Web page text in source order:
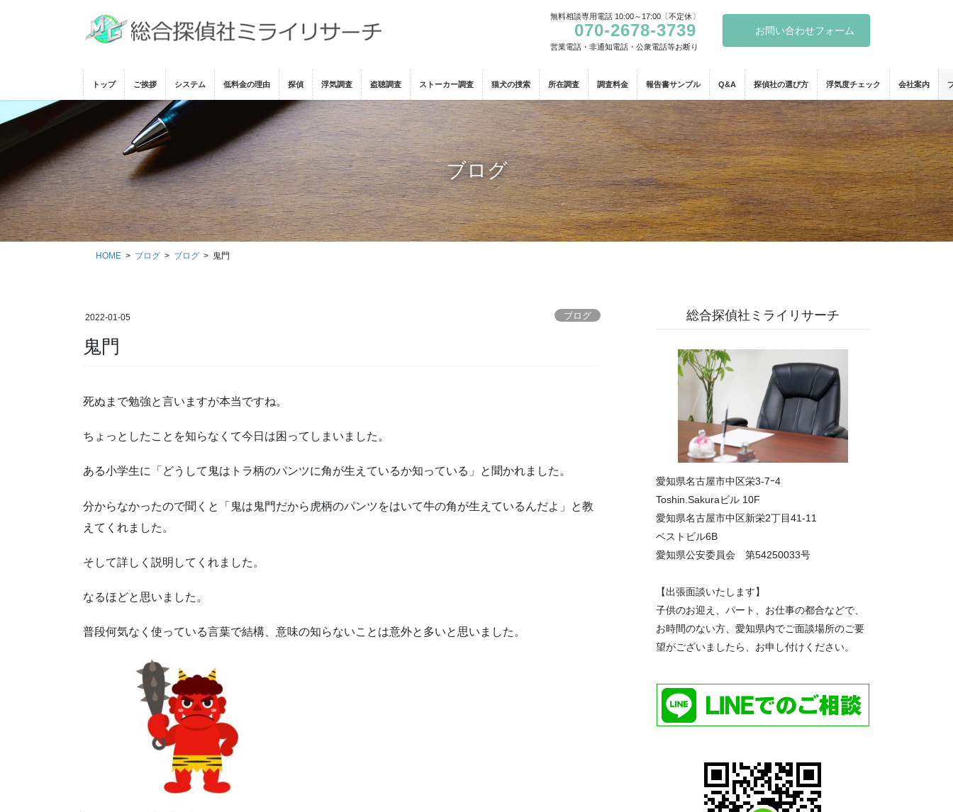
動
に
無料相談専用電話 10:00～17:00〔不定休〕
070-2678-3739
営業電話・非通知電話・公衆電話等お断り
お問い合わせフォーム
トップ ご挨拶 システム 低料金の理由 探偵 浮気調査 盗聴調査 ストーカー調査 猫犬の捜索 所在調査 調査料金 報告書サンプル Q&A 探偵社の選び方 浮気度チェック 会社案内
ブログ
HOME ブログ ブログ 鬼門
2022-01-05 ブログ
鬼門
死ぬまで勉強と言いますが本当ですね。
ちょっとしたことを知らなくて今日は困ってしまいました。
ある小学生に「どうして鬼はトラ柄のパンツに角が生えているか知っている」と聞かれました。
分からなかったので聞くと「鬼は鬼門だから虎柄のパンツをはいて牛の角が生えているんだよ」と教
えてくれました。
そして詳しく説明してくれました。
なるほどと思いました。
普段何気なく使っている言葉で結構、意味の知らないことは意外と多いと思いました。
総合探偵社ミライリサーチ
愛知県名古屋市中区栄3-7ｰ4
Toshin.Sakuraビル 10F
愛知県名古屋市中区新栄2丁目41-11
ベストビル6B
愛知県公安委員会 第54250033号
【出張面談いたします】
子供のお迎え、パート、お仕事の都合などで、
お時間のない方、愛知県内でご面談場所のご要
望がございましたら、お申し付けください。